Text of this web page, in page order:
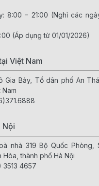
8:00 – 21:00 (Nghỉ các
(Áp dụng từ 01/01/2026)
Việt Nam
Gia Bảy, Tổ dân phố An
Nam
Nội
nhà 319 Bộ Quốc Phòng,
thành phố Hà Nội
3513 4657